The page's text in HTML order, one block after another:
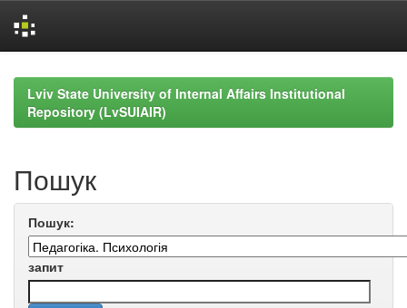
navigationLviv State University of Internal Affairs Institutional
Repository (LvSUIAIR)
Пошук
Пошук:
запит